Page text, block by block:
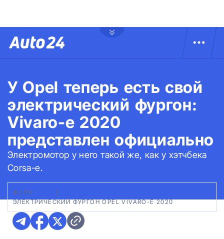
У Opel теперь есть свой
электрический фургон:
Vivaro-e 2020
представлен официально
Электромотор у него такой же, как у хэтчбека
Corsa-e.
ФОТО:
ЭЛЕКТРИЧЕСКИЙ ФУРГОН OPEL VIVARO-E 2020